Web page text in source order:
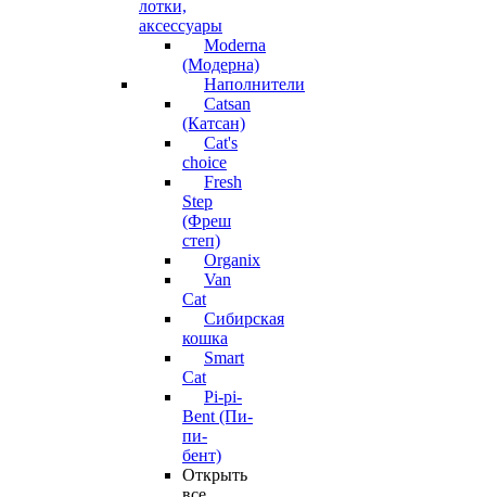
лотки,
аксессуары
Moderna
(Модерна)
Наполнители
Catsan
(Катсан)
Cat's
choice
Fresh
Step
(Фреш
степ)
Organix
Van
Cat
Сибирская
кошка
Smart
Cat
Pi-pi-
Bent (Пи-
пи-
бент)
Открыть